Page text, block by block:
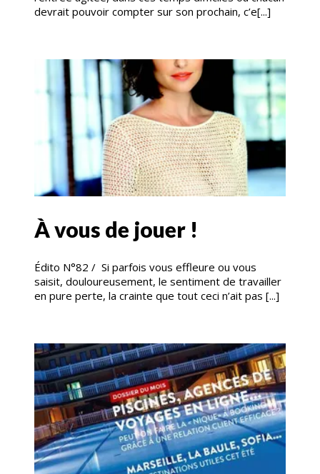
devrait pouvoir compter sur son prochain, c’e[...]
À vous de jouer !
Édito N°82 / Si parfois vous effleure ou vous
saisit, douloureusement, le sentiment de travailler
en pure perte, la crainte que tout ceci n’ait pas [...]